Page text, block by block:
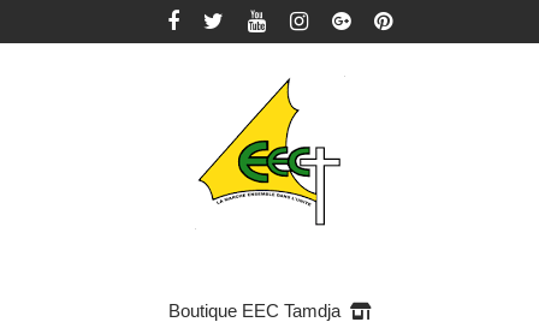
to
Boutique EEC Tamdja